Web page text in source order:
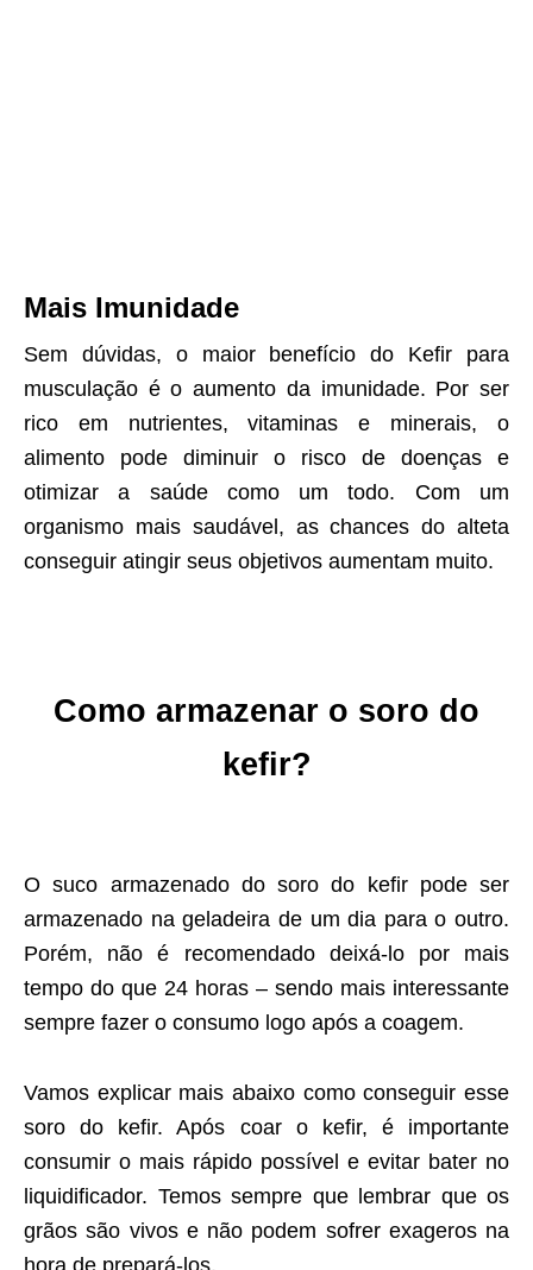
Mais Imunidade
Sem dúvidas, o maior benefício do Kefir para
musculação é o aumento da imunidade. Por ser
rico em nutrientes, vitaminas e minerais, o
alimento pode diminuir o risco de doenças e
otimizar a saúde como um todo. Com um
organismo mais saudável, as chances do alteta
conseguir atingir seus objetivos aumentam muito.
Como armazenar o soro do
kefir?
O suco armazenado do soro do kefir pode ser
armazenado na geladeira de um dia para o outro.
Porém, não é recomendado deixá-lo por mais
tempo do que 24 horas – sendo mais interessante
sempre fazer o consumo logo após a coagem.
Vamos explicar mais abaixo como conseguir esse
soro do kefir. Após coar o kefir, é importante
consumir o mais rápido possível e evitar bater no
liquidificador. Temos sempre que lembrar que os
grãos são vivos e não podem sofrer exageros na
hora de prepará-los.